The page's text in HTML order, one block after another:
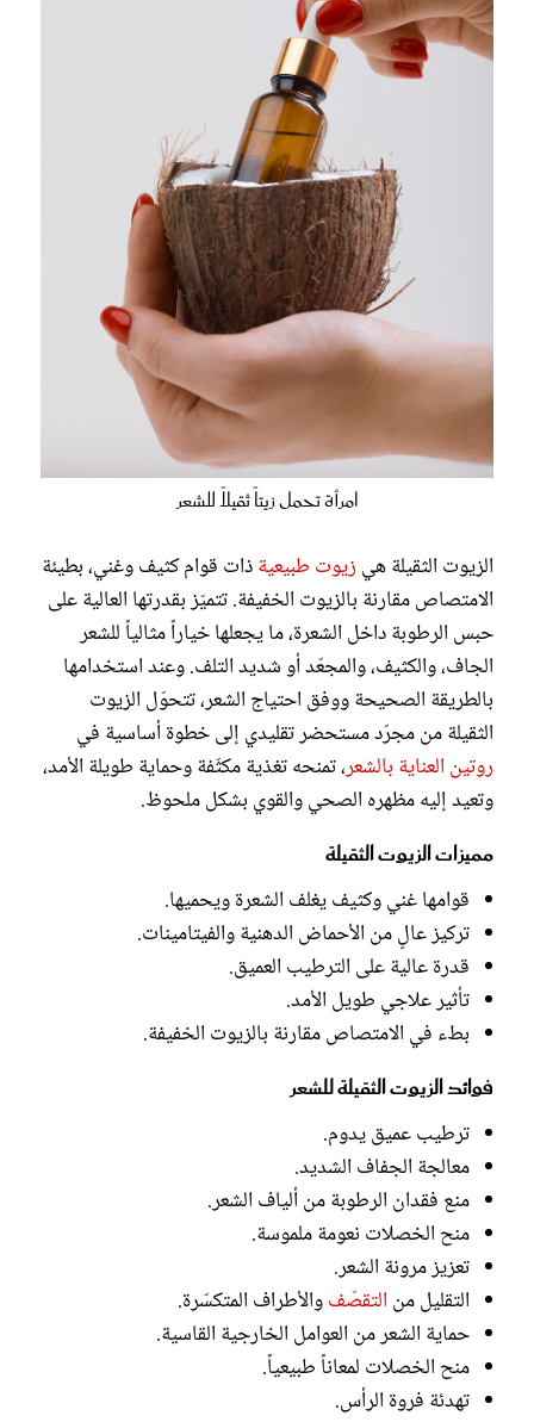
امرأة تحمل زيتاً ثقيلاً للشعر
الزيوت الثقيلة هي زيوت طبيعيةذات قوام كثيف وغني، بطيئة
الامتصاص مقارنة بالزيوت الخفيفة. تتميّز بقدرتها العالية على
حبس الرطوبة داخل الشعرة، ما يجعلها خياراً مثالياً للشعر
الجاف، والكثيف، والمجعّد أو شديد التلف. وعند استخدامها
بالطريقة الصحيحة ووفق احتياج الشعر، تتحوّل الزيوت
الثقيلة من مجرّد مستحضر تقليدي إلى خطوة أساسية في
روتين العناية بالشعر، تمنحه تغذية مكثّفة وحماية طويلة الأمد،
وتعيد إليه مظهره الصحي والقوي بشكل ملحوظ.
مميزات الزيوت الثقيلة
قوامها غني وكثيف يغلف الشعرة ويحميها.
تركيز عالٍ من الأحماض الدهنية والفيتامينات.
قدرة عالية على الترطيب العميق.
تأثير علاجي طويل الأمد.
بطء في الامتصاص مقارنة بالزيوت الخفيفة.
فوائد الزيوت الثقيلة للشعر
ترطيب عميق يدوم.
معالجة الجفاف الشديد.
منع فقدان الرطوبة من ألياف الشعر.
منح الخصلات نعومة ملموسة.
تعزيز مرونة الشعر.
التقليل من التقصّفوالأطراف المتكسّرة.
حماية الشعر من العوامل الخارجية القاسية.
منح الخصلات لمعاناً طبيعياً.
تهدئة فروة الرأس.